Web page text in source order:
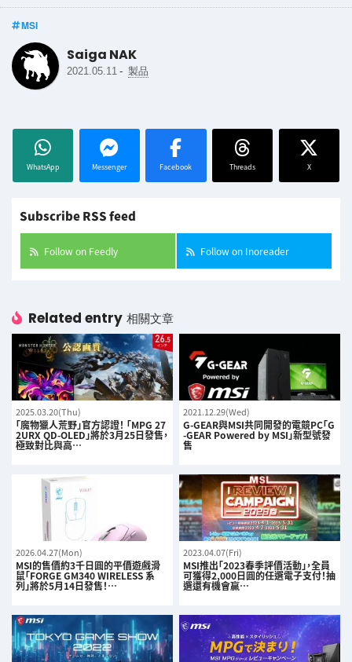
MSI
Saiga NAK
2021.05.11 - 製品
WhatsApp Messenger Facebook Threads X
Subscribe RSS feed
Follow on Feedly Follow on Inoreader
Related entry 相關文章
2025.03.20(Thu)
「魔物獵人荒野」官方認證！ 「MPG 27
2URX QD-OLED」將於3月25日發售，
極致對比與高…
2021.12.29(Wed)
G-GEAR與MSI共同開發的電競PC「G
-GEAR Powered by MSI」新型號發
售
2026.04.27(Mon)
MSI的售價約3千日圓的平價遊戲滑
鼠「FORGE GM340 WIRELESS 系
列」將於5月14日發售！…
2023.04.07(Fri)
MSI推出「2023春季評價活動」，全員
可獲得2,000日圓的任選電子支付！抽
選還有機會贏…